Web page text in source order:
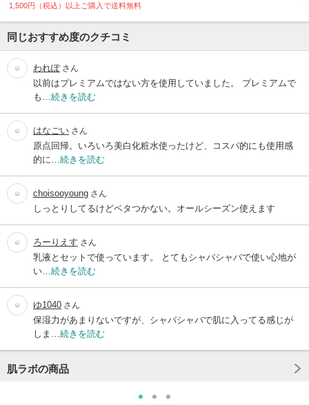
1,500円（税込）以上ご購入で送料無料
同じおすすめ度のクチコミ
われぽさん
以前はプレミアムではない方を使用していました。 プレミアムで
も… 続きを読む
はなごい さん
原点回帰。いろいろ美白化粧水使ったけど、コスパ的にも使用感
的に… 続きを読む
choisooyoung さん
しっとりしてるけどベタつかない。オールシーズン使えます
ろーりえす さん
乳液とセットで使っています。 とてもシャバシャバで使い心地が
い… 続きを読む
ゆ1040 さん
保湿力があまりないですが、シャバシャバで肌に入ってる感じが
しま… 続きを読む
肌ラボの商品